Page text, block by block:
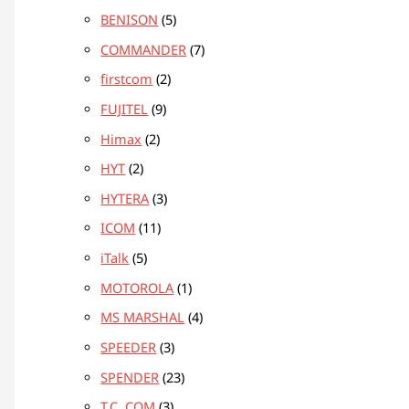
BENISON 5
COMMANDER 7
firstcom 2
FUJITEL 9
Himax 2
HYT 2
HYTERA 3
ICOM 11
iTalk 5
MOTOROLA 1
MS MARSHAL 4
SPEEDER 3
SPENDER 23